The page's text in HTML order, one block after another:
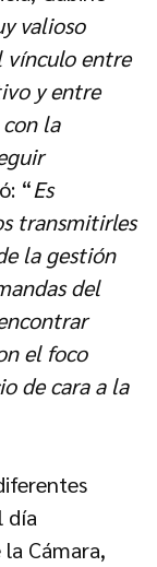
valioso
vínculo entre
y entre
la
“Es
transmitirles
la gestión
del
el foco
de cara a la
día
Cámara,